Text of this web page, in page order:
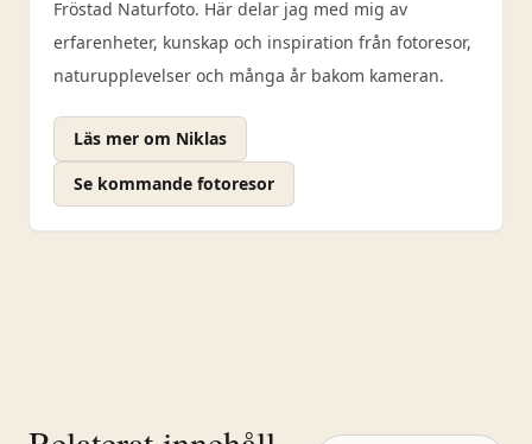
Fröstad Naturfoto. Här delar jag med mig av
erfarenheter, kunskap och inspiration från fotoresor,
naturupplevelser och många år bakom kameran.
Läs mer om Niklas
Se kommande fotoresor